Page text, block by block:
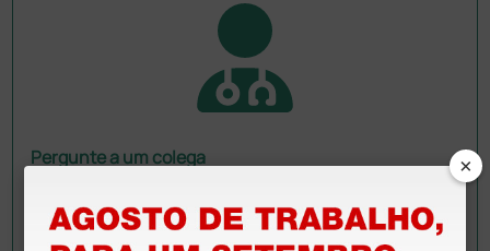
Pergunte a um colega
esclarecimentos? Envie agora a sua questão aos
×